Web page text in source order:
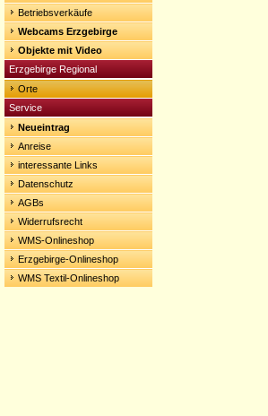
Betriebsverkäufe
Webcams Erzgebirge
Objekte mit Video
Erzgebirge Regional
Orte
Service
Neueintrag
Anreise
interessante Links
Datenschutz
AGBs
Widerrufsrecht
WMS-Onlineshop
Erzgebirge-Onlineshop
WMS Textil-Onlineshop